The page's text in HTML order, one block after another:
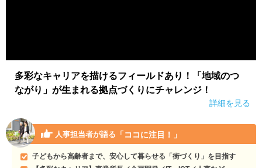
多彩なキャリアを描けるフィールドあり！「地域のつ
ながり」が生まれる拠点づくりにチャレンジ！
詳細を見る
人事担当者が語る 「ココに注目！」
子どもから高齢者まで、安心して暮らせる「街づくり」を目指す